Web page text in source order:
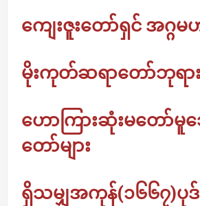
ကျေးဇူးတော်ရှင် အဂ္ဂ
မိုးကုတ်ဆရာတော်ဘုရား
ဟောကြားဆုံးမတော်မူ
တော်များ
ရှိသမျှအကုန်(၁၆၆၇)ပုဒ်